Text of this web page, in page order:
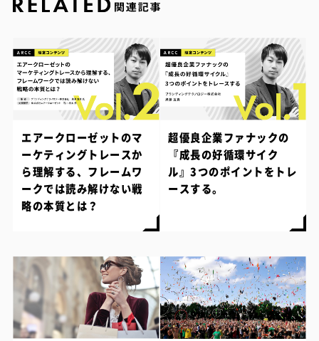
エアークローゼットのマ
ーケティングトレースか
ら理解する、フレームワ
ークでは読み解けない戦
略の本質とは？
超優良企業ファナックの
『成長の好循環サイク
ル』3つのポイントをトレ
ースする。